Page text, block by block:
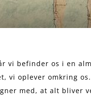
vi befinder os i en
vi oplever omkring
med, at alt bliver